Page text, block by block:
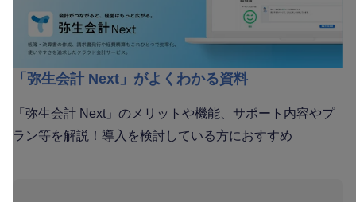
「弥生会計 Next」がよくわかる資料
「弥生会計 Next」のメリットや機能、サポート内容やプ
ラン等を解説！導入を検討している方におすすめ